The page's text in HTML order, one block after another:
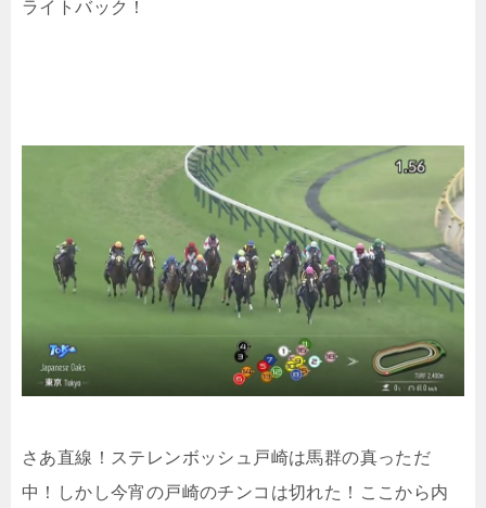
ライトバック！
さあ直線！ステレンボッシュ戸崎は馬群の真っただ
中！しかし今宵の戸崎のチンコは切れた！ここから内